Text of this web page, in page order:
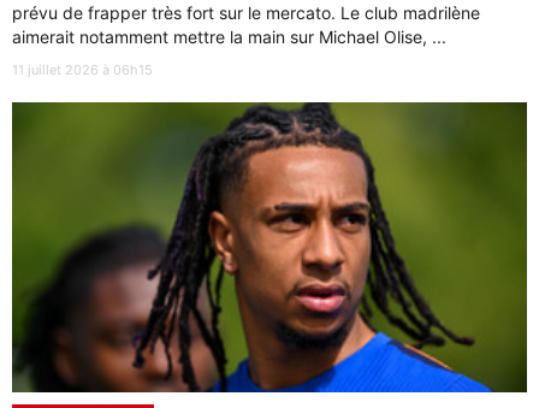
prévu de frapper très fort sur le mercato. Le club madrilène
aimerait notamment mettre la main sur Michael Olise, ...
11 juillet 2026 à 06h15